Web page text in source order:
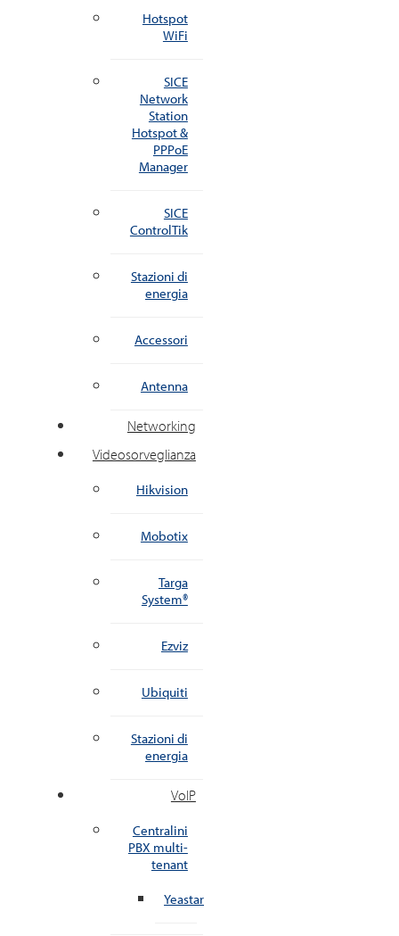
Hotspot
WiFi
SICE
Network
Station
Hotspot &
PPPoE
Manager
SICE
ControlTik
Stazioni di
energia
Accessori
Antenna
Networking
Videosorveglianza
Hikvision
Mobotix
Targa
System®
Ezviz
Ubiquiti
Stazioni di
energia
VoIP
Centralini
PBX multi-
tenant
Yeastar